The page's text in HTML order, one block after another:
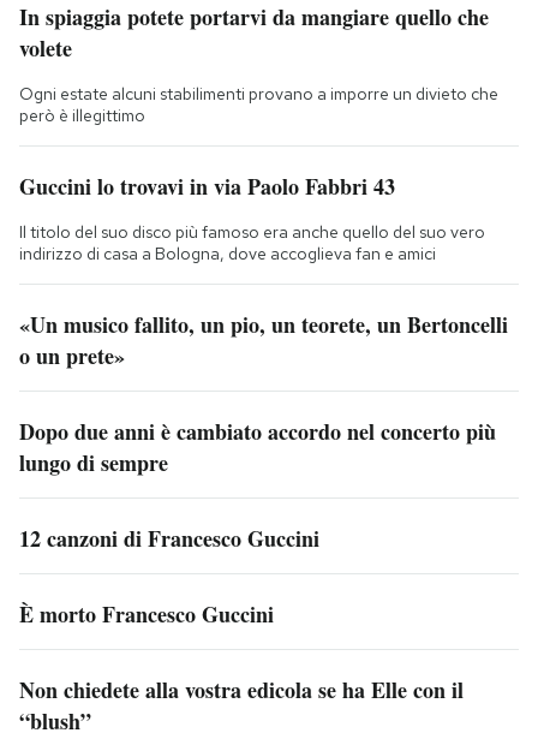
In spiaggia potete portarvi da mangiare quello che
volete
Ogni estate alcuni stabilimenti provano a imporre un divieto che
però è illegittimo
Guccini lo trovavi in via Paolo Fabbri 43
Il titolo del suo disco più famoso era anche quello del suo vero
indirizzo di casa a Bologna, dove accoglieva fan e amici
«Un musico fallito, un pio, un teorete, un Bertoncelli
o un prete»
Dopo due anni è cambiato accordo nel concerto più
lungo di sempre
12 canzoni di Francesco Guccini
È morto Francesco Guccini
Non chiedete alla vostra edicola se ha Elle con il
“blush”